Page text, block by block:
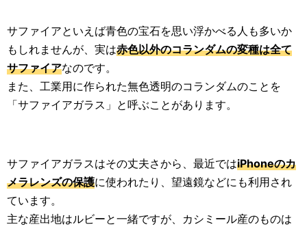
サファイアといえば青色の宝石を思い浮かべる人も多いか
もしれませんが、実は赤色以外のコランダムの変種は全て
サファイアなのです。
また、工業用に作られた無色透明のコランダムのことを
「サファイアガラス」と呼ぶことがあります。
サファイアガラスはその丈夫さから、最近ではiPhoneのカ
メラレンズの保護に使われたり、望遠鏡などにも利用され
ています。
主な産出地はルビーと一緒ですが、カシミール産のものは